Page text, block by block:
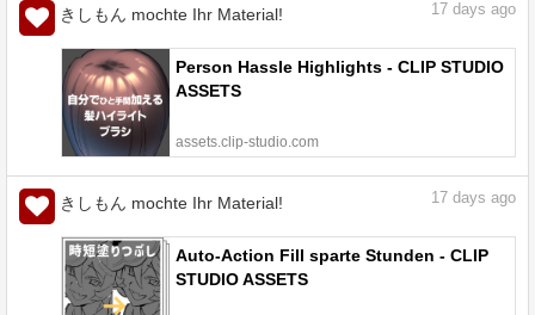
きしもん mochte Ihr Material! 17 days ago
Person Hassle Highlights - CLIP STUDIO
ASSETS
assets.clip-studio.com
きしもん mochte Ihr Material! 17 days ago
Auto-Action Fill sparte Stunden - CLIP
STUDIO ASSETS